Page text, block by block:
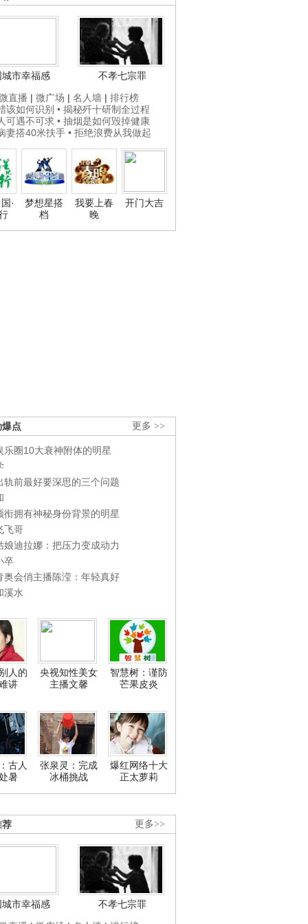
城市幸福感
不孝七宗罪
直播 | 微广场 | 名人墙 | 排行榜
该如何识别 • 揭秘歼十研制全过程
可遇不可求 • 抽烟是如何毁掉健康
妻搭40米扶手 • 拒绝浪费从我做起
·
梦想星搭
档
我要上春
晚
开门大吉
更多 >>
爆点
乐圈10大衰神附体的明星
轨前最好要深思的三个问题
衔拥有神秘身份背景的明星
飞哥
娘迪拉娜：把压力变成动力
卒
奥会俏主播陈滢：年轻真好
溪水
人的
讲
央视知性美女
主播文馨
智慧树：谨防
芒果皮炎
古人
暑
张泉灵：完成
冰桶挑战
爆红网络十大
正太萝莉
更多>>
荐
城市幸福感
不孝七宗罪